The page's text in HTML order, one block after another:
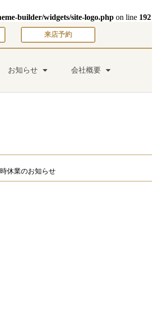
builder/widgets/site-logo.php on line 192
来店予約
お知らせ 会社概要
休業のお知らせ